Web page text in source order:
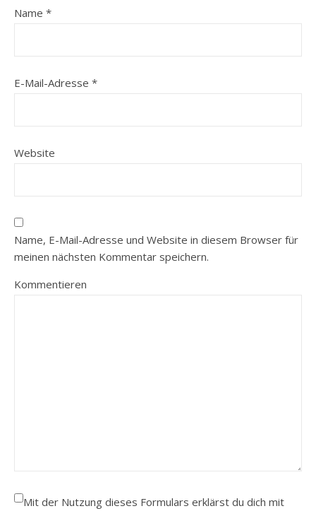
Name *
E-Mail-Adresse *
Website
Name, E-Mail-Adresse und Website in diesem Browser für
meinen nächsten Kommentar speichern.
Kommentieren
Mit der Nutzung dieses Formulars erklärst du dich mit